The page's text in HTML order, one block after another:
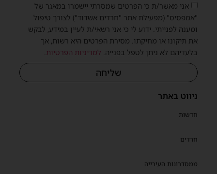
ניווט באתר
חדשות
חרדים
ממסדרונות העירייה
אני מאשר/ת כי הפרטים שמסרתי יישמרו במאגר של
"אמפסיס" (מפעילת אתר "חרדים אשדוד") לצורך טיפול
ומענה לפנייתי. ידוע לי כי אני רשאי/ת לעיין במידע, לבקש
את תיקונו או מחיקתו. מסירת הפרטים היא רשות, אך
בלעדיהם לא ניתן לטפל בפנייה. למדיניות הפרטיות
שליחה